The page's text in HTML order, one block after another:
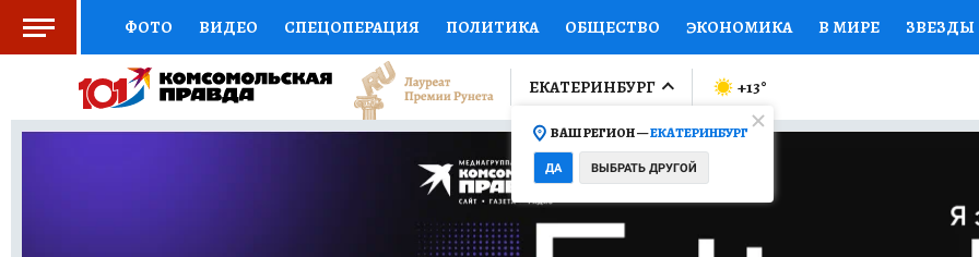
ФОТО ВИДЕО СПЕЦОПЕРАЦИЯ ПОЛИТИКА ОБЩЕСТВО ЭКОНОМИКА В МИРЕ ЗВЕЗДЫ
СОЦПОДДЕРЖКА НАУКА СПОРТ КОЛУМНИСТЫ ПРОИСШЕСТВИЯ НАЦИОНАЛЬНЫЕ
ВЫБОР ЭКСПЕРТОВ ДОКТОР ФИНАНСЫ ОТКРЫВАЕМ МИР Я ЗНАЮ СЕМЬЯ ЖЕНСКИЕ
ПРОГНОЗЫ НА СПОРТ ПРОМОКОДЫ СЕРИАЛЫ
ТЕЛЕВИЗОР КОЛЛЕКЦИИ КОНКУРСЫ
ЕКАТЕРИНБУРГ
ВАШ РЕГИОН —ЕКАТЕРИНБУРГ
ДА ВЫБРАТЬ ДРУГОЙ
+13°